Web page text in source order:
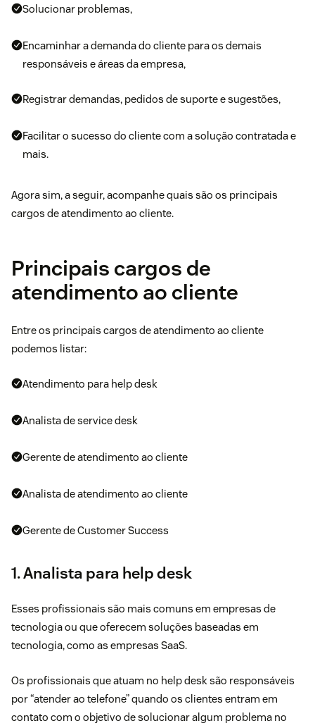
Solucionar problemas,
Encaminhar a demanda do cliente para os demais
responsáveis e áreas da empresa,
Registrar demandas, pedidos de suporte e sugestões,
Facilitar o sucesso do clientecom a solução contratada e
mais.
Agora sim, a seguir, acompanhe quais são os principais
cargos de atendimento ao cliente.
Principais cargos de
atendimento ao cliente
Entre os principais cargos de atendimento ao cliente
podemos listar:
Atendimento para help desk
Analista de service desk
Gerente de atendimento ao cliente
Analista de atendimento ao cliente
Gerente de Customer Success
1. Analista para help desk
Esses profissionais são mais comuns em empresas de
tecnologia ou que oferecem soluções baseadas em
tecnologia, como as empresas SaaS.
Os profissionais que atuam no help desksão responsáveis
por “atender ao telefone” quando os clientes entram em
contato com o objetivo de solucionar algum problema no